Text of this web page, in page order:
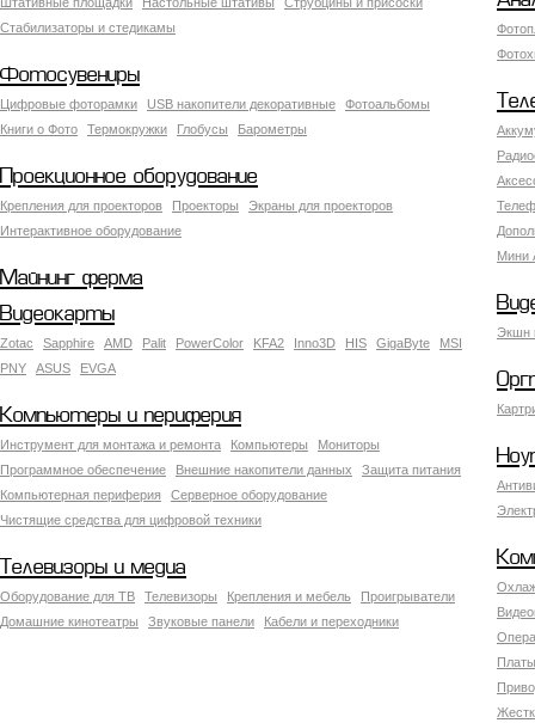
Стабилизаторы и стедикамы
Фотосувениры
Цифровые фоторамки USB накопители декоративные
Фотоальбомы
Книги о Фото
Термокружки Глобусы Барометры
Мини
Проекционное оборудование
Крепления для проекторов Проекторы
Экраны для проекторов
Интерактивное оборудование
Майнинг ферма
Экшн
Видеокарты
Zotac Sapphire AMD Palit PowerColor KFA2 Inno3D HIS GigaByte
MSI
PNY
ASUS EVGA
Компьютеры и периферия
Инструмент для монтажа и ремонта Компьютеры
Мониторы
Программное обеспечение
Внешние накопители данных
Защита питания
Компьютерная периферия
Серверное оборудование
Чистящие средства для цифровой техники
Телевизоры и медиа
Оборудование для ТВ Телевизоры Крепления и мебель
Проигрыватели
Домашние кинотеатры
Звуковые панели Кабели и переходники